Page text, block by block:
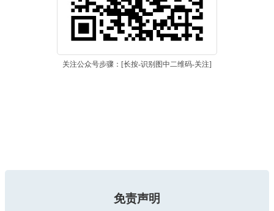
关注公众号步骤：[长按-识别图中二维码-关注]
免责声明